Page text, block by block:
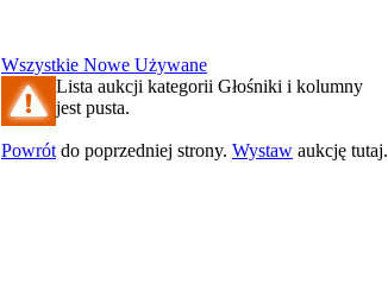
Wszystkie Nowe Używane
Lista aukcji kategorii Głośniki i kolumny
jest pusta.
Powrót do poprzedniej strony. Wystaw aukcję tutaj.